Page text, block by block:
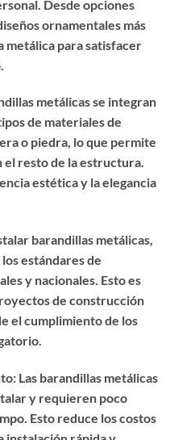
Desde opciones
ornamentales más
metálica para satisfacer
metálicas se integran
de materiales de
o piedra, lo que permite
el resto de la estructura.
estética y la elegancia
barandillas metálicas,
estándares de
y nacionales. Esto es
de construcción
el cumplimiento de los
Las barandillas metálicas
y requieren poco
Esto reduce los costos